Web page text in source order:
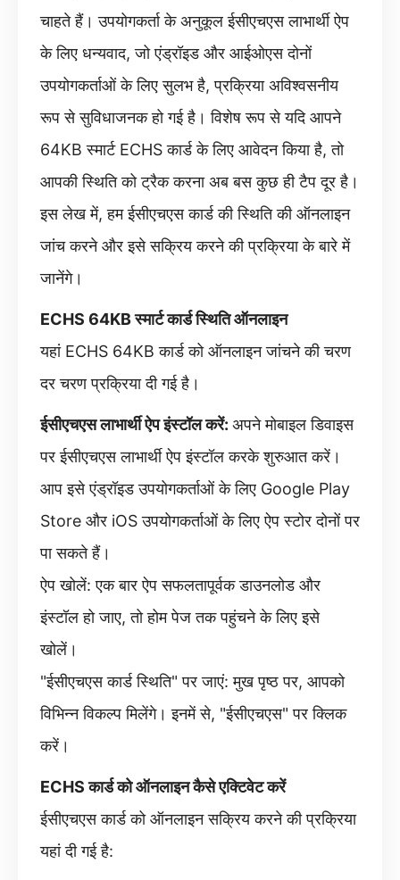
चाहते हैं। उपयोगकर्ता के अनुकूल ईसीएचएस लाभार्थी ऐप
के लिए धन्यवाद, जो एंड्रॉइड और आईओएस दोनों
उपयोगकर्ताओं के लिए सुलभ है, प्रक्रिया अविश्वसनीय
रूप से सुविधाजनक हो गई है। विशेष रूप से यदि आपने
64KB स्मार्ट ECHS कार्ड के लिए आवेदन किया है, तो
आपकी स्थिति को ट्रैक करना अब बस कुछ ही टैप दूर है।
इस लेख में, हम ईसीएचएस कार्ड की स्थिति की ऑनलाइन
जांच करने और इसे सक्रिय करने की प्रक्रिया के बारे में
जानेंगे।
ECHS 64KB स्मार्ट कार्ड स्थिति ऑनलाइन
यहां ECHS 64KB कार्ड को ऑनलाइन जांचने की चरण
दर चरण प्रक्रिया दी गई है।
ईसीएचएस लाभार्थी ऐप इंस्टॉल करें: अपने मोबाइल डिवाइस
पर ईसीएचएस लाभार्थी ऐप इंस्टॉल करके शुरुआत करें।
आप इसे एंड्रॉइड उपयोगकर्ताओं के लिए Google Play
Store और iOS उपयोगकर्ताओं के लिए ऐप स्टोर दोनों पर
पा सकते हैं।
ऐप खोलें: एक बार ऐप सफलतापूर्वक डाउनलोड और
इंस्टॉल हो जाए, तो होम पेज तक पहुंचने के लिए इसे
खोलें।
"ईसीएचएस कार्ड स्थिति" पर जाएं: मुख पृष्ठ पर, आपको
विभिन्न विकल्प मिलेंगे। इनमें से, "ईसीएचएस" पर क्लिक
करें।
ECHS कार्ड को ऑनलाइन कैसे एक्टिवेट करें
ईसीएचएस कार्ड को ऑनलाइन सक्रिय करने की प्रक्रिया
यहां दी गई है: